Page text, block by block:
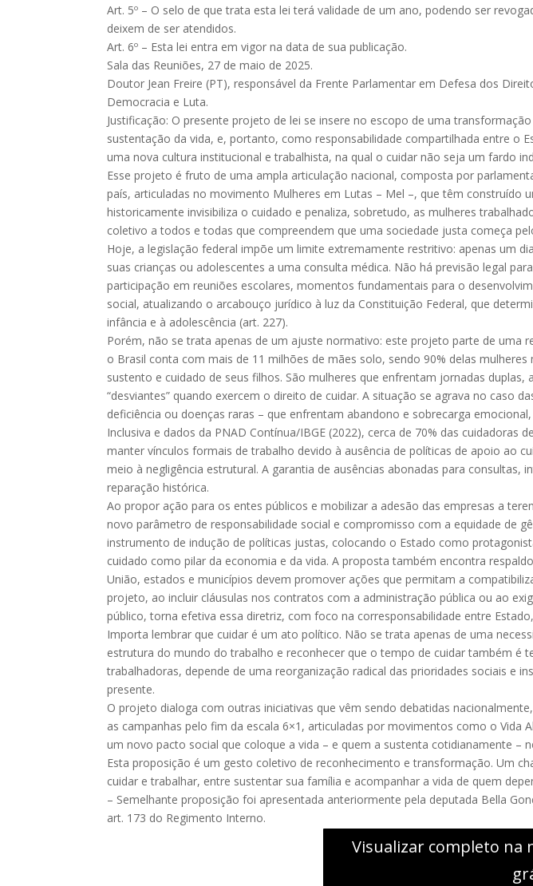
Art. 5º – O selo de que trata esta lei terá validade de um ano, podendo ser
deixem de ser atendidos.
Art. 6º – Esta lei entra em vigor na data de sua publicação.
Sala das Reuniões, 27 de maio de 2025.
Doutor Jean Freire (PT), responsável da Frente Parlamentar em Defesa dos
Democracia e Luta.
Justificação: O presente projeto de lei se insere no escopo de uma
sustentação da vida, e, portanto, como responsabilidade compartilhada entre o
uma nova cultura institucional e trabalhista, na qual o cuidar não seja um fardo
Esse projeto é fruto de uma ampla articulação nacional, composta por
país, articuladas no movimento Mulheres em Lutas – Mel –, que têm
historicamente invisibiliza o cuidado e penaliza, sobretudo, as mulheres
coletivo a todos e todas que compreendem que uma sociedade justa começa
Hoje, a legislação federal impõe um limite extremamente restritivo: apenas um
suas crianças ou adolescentes a uma consulta médica. Não há previsão legal
participação em reuniões escolares, momentos fundamentais para o
social, atualizando o arcabouço jurídico à luz da Constituição Federal, que
infância e à adolescência (art. 227).
Porém, não se trata apenas de um ajuste normativo: este projeto parte de uma
o Brasil conta com mais de 11 milhões de mães solo, sendo 90% delas
sustento e cuidado de seus filhos. São mulheres que enfrentam jornadas
“desviantes” quando exercem o direito de cuidar. A situação se agrava no caso
deficiência ou doenças raras – que enfrentam abandono e sobrecarga
Inclusiva e dados da PNAD Contínua/IBGE (2022), cerca de 70% das
manter vínculos formais de trabalho devido à ausência de políticas de apoio ao
meio à negligência estrutural. A garantia de ausências abonadas para
reparação histórica.
Ao propor ação para os entes públicos e mobilizar a adesão das empresas a
novo parâmetro de responsabilidade social e compromisso com a equidade de
instrumento de indução de políticas justas, colocando o Estado como
cuidado como pilar da economia e da vida. A proposta também encontra
União, estados e municípios devem promover ações que permitam a
projeto, ao incluir cláusulas nos contratos com a administração pública ou ao
público, torna efetiva essa diretriz, com foco na corresponsabilidade entre
Importa lembrar que cuidar é um ato político. Não se trata apenas de uma
estrutura do mundo do trabalho e reconhecer que o tempo de cuidar também é
trabalhadoras, depende de uma reorganização radical das prioridades sociais e
presente.
O projeto dialoga com outras iniciativas que vêm sendo debatidas
as campanhas pelo fim da escala 6×1, articuladas por movimentos como o Vida
um novo pacto social que coloque a vida – e quem a sustenta cotidianamente –
Esta proposição é um gesto coletivo de reconhecimento e transformação. Um
cuidar e trabalhar, entre sustentar sua família e acompanhar a vida de quem
– Semelhante proposição foi apresentada anteriormente pela deputada Bella
art. 173 do Regimento Interno.
Visualizar completo na